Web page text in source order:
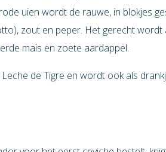
uien wordt de rauwe, in blokjes
zout en peper. Het gerecht
mais en zoete aardappel.
de Tigre en wordt ook als